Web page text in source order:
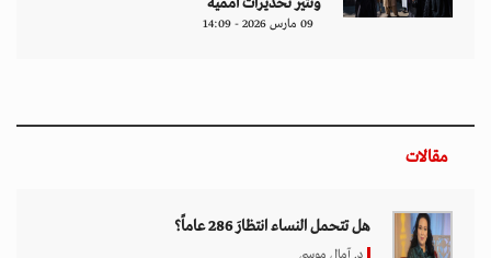
09 مارس 2026 - 14:09
مقالات
هل تتحمل النساء انتظارَ 286 عاماً؟
د. آمال موسى